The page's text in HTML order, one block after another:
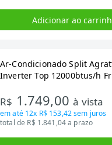
Adicionar ao
Ar-Condicionado Split
Inverter Top 12000btus/h
R$ 1.749,00à vista
em até 12x R$ 153,42sem juros
total de R$ 1.841,04 a prazo